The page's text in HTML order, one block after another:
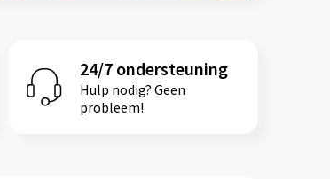
24/7 ondersteuning
Hulp nodig? Geen
probleem!